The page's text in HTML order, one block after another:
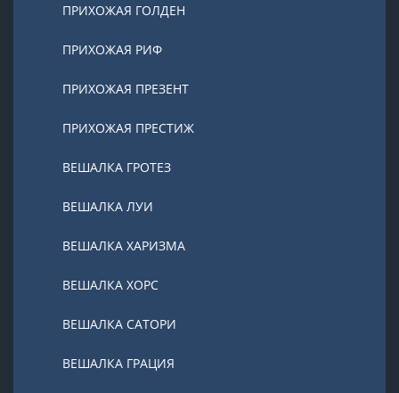
ПРИХОЖАЯ ГОЛДЕН
ПРИХОЖАЯ РИФ
ПРИХОЖАЯ ПРЕЗЕНТ
ПРИХОЖАЯ ПРЕСТИЖ
ВЕШАЛКА ГРОТЕЗ
ВЕШАЛКА ЛУИ
ВЕШАЛКА ХАРИЗМА
ВЕШАЛКА ХОРС
ВЕШАЛКА САТОРИ
ВЕШАЛКА ГРАЦИЯ